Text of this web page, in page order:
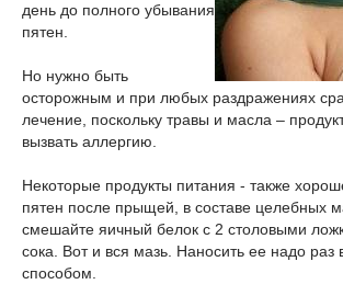
день до полного убывания
пятен.
Но нужно быть
осторожным и при любых раздражениях
лечение, поскольку травы и масла –
вызвать аллергию.
Некоторые продукты питания - также
пятен после прыщей, в составе целебных
смешайте яичный белок с 2 столовыми
сока. Вот и вся мазь. Наносить ее надо раз
способом.